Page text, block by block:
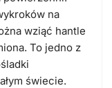
na
wziąć hantle
To jedno z
świecie.